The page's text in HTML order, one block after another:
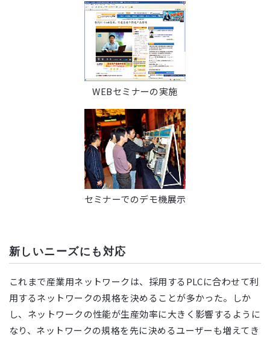
WEBセミナーの実施
セミナーでのデモ機展示
新しいニーズにも対応
これまで産業用ネットワークは、採用するPLCに合わせて利
用するネットワークの規格を決めることが多かった。しか
し、ネットワークの性能が生産効率に大きく影響するように
なり、ネットワークの規格を先に決めるユーザーも増えてき